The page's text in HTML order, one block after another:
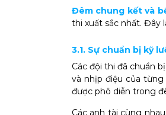
Đêm chung kết và
thi xuất sắc nhất. Đây
3.1. Sự chuẩn bị kỹ
Các đội thi đã chuẩn
và nhịp điệu của
được phô diễn trong
Các anh tài cùng